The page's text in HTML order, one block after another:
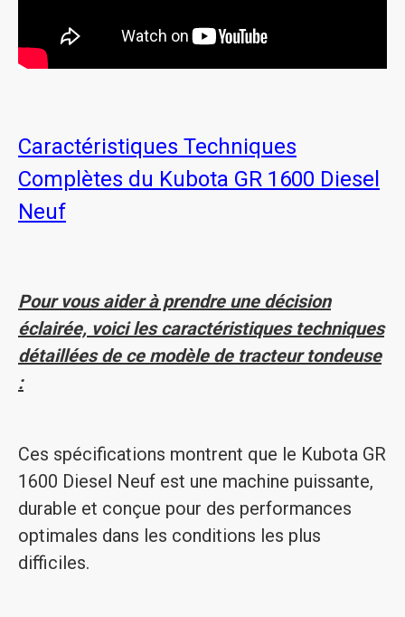
Caractéristiques Techniques
Complètes du Kubota GR 1600 Diesel
Neuf
Pour vous aider à prendre une décision
éclairée, voici les caractéristiques techniques
détaillées de ce modèle de tracteur tondeuse
:
Ces spécifications montrent que le Kubota GR
1600 Diesel Neuf est une machine puissante,
durable et conçue pour des performances
optimales dans les conditions les plus
difficiles.